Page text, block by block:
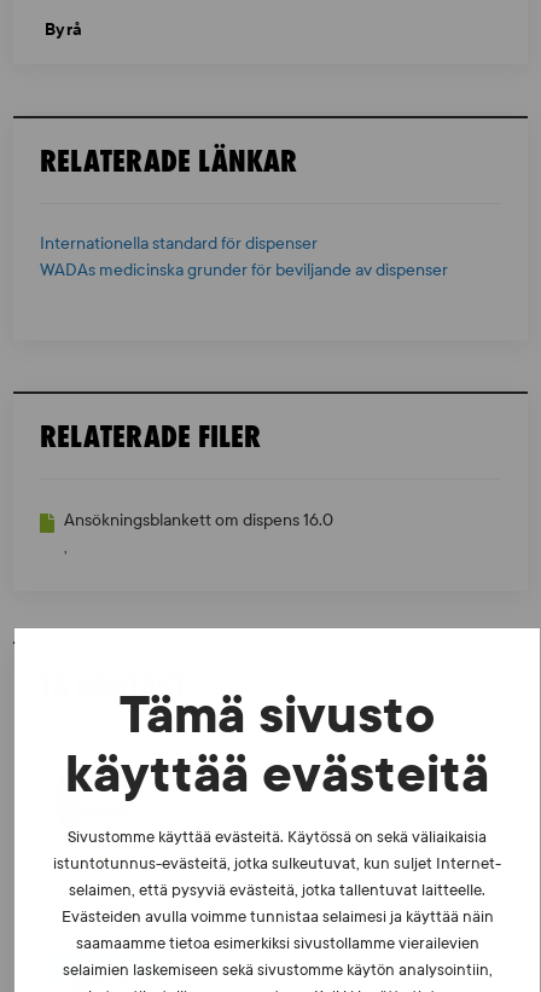
Tämä sivusto
käyttää evästeitä
Sivustomme käyttää evästeitä. Käytössä on sekä väliaikaisia
istuntotunnus-evästeitä, jotka sulkeutuvat, kun suljet Internet-
selaimen, että pysyviä evästeitä, jotka tallentuvat laitteelle.
Evästeiden avulla voimme tunnistaa selaimesi ja käyttää näin
saamaamme tietoa esimerkiksi sivustollamme vierailevien
selaimien laskemiseen sekä sivustomme käytön analysointiin,
Byrå
RELATERADE LÄNKAR
Internationella standard för dispenser
WADAs medicinska grunder för beviljande av dispenser
RELATERADE FILER
Ansökningsblankett om dispens 16.0
,
TA KONTAKT
Anna Simula
0400 338 510
Telefonrådgivning må och ons–fre
anna.simula@suek.fi
Sergei Iljukov